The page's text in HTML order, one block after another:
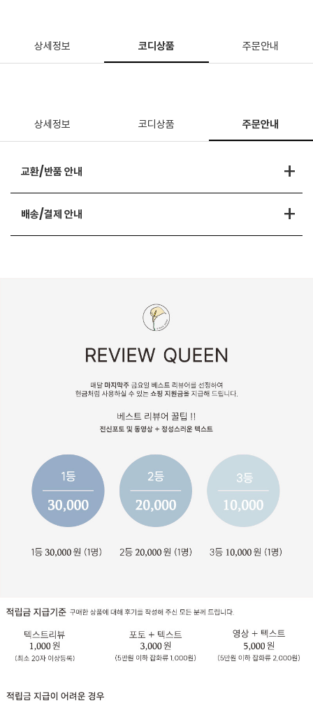
상세정보 코디상품 주문안내
상세정보 코디상품 주문안내
교환/반품 안내 +
배송/결제 안내 +